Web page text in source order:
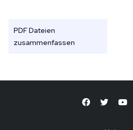
PDF Dateien
zusammenfassen